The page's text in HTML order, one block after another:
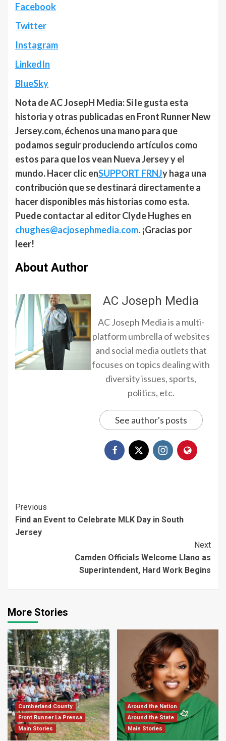
Facebook
Twitter
Instagram
LinkedIn
BlueSky
Nota de AC JosepH Media: Si le gusta esta
historia y otras publicadas en Front Runner New
Jersey.com, échenos una mano para que
podamos seguir produciendo artículos como
estos para que los vean Nueva Jersey y el
mundo. Hacer clic enSUPPORT FRNJy haga una
contribución que se destinará directamente a
hacer disponibles más historias como esta.
Puede contactar al editor Clyde Hughes en
chughes@acjosephmedia.com. ¡Gracias por
leer!
About Author
AC Joseph Media
AC Joseph Media is a multi-
platform umbrella of websites
and social media outlets that
focuses on topics dealing with
diversity issues, sports,
politics, etc.
See author's posts
Continue
Reading
Previous
Find an Event to Celebrate MLK Day in South
Jersey
Next
Camden Officials Welcome Llano as
Superintendent, Hard Work Begins
More Stories
Cumberland County
Front Runner La Prensa
Main Stories
Around the Nation
Around the State
Main Stories